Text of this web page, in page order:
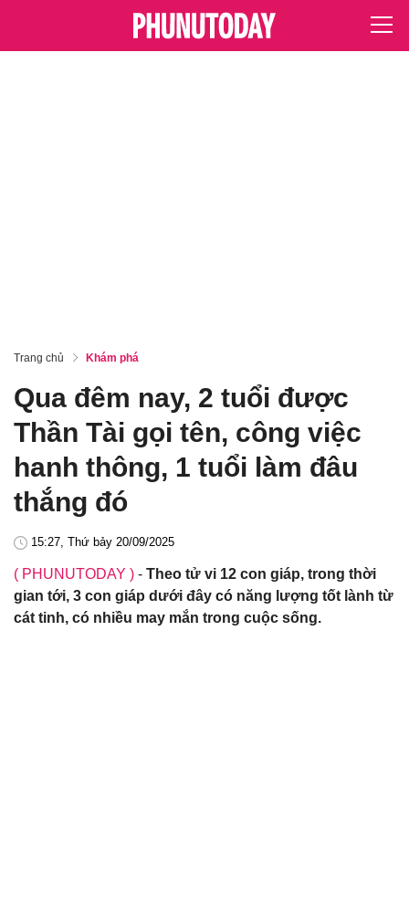
Trang chủ Khám phá
Qua đêm nay, 2 tuổi được
Thần Tài gọi tên, công việc
hanh thông, 1 tuổi làm đâu
thắng đó
15:27, Thứ bảy 20/09/2025
( PHUNUTODAY ) - Theo tử vi 12 con giáp, trong thời
gian tới, 3 con giáp dưới đây có năng lượng tốt lành từ
cát tinh, có nhiều may mắn trong cuộc sống.